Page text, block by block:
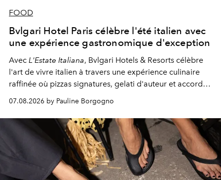
FOOD
Bvlgari Hotel Paris célèbre l'été italien avec
une expérience gastronomique d'exception
Avec L'Estate Italiana, Bvlgari Hotels & Resorts célèbre
l'art de vivre italien à travers une expérience culinaire
raffinée où pizzas signatures, gelati d'auteur et accords
07.08.2026 by Pauline Borgogno